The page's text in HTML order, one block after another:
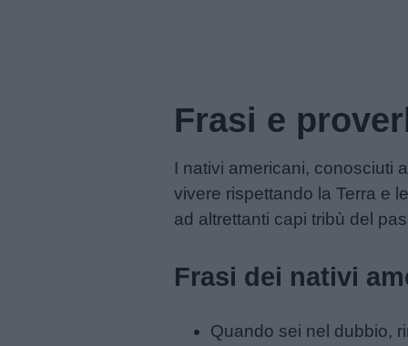
Frasi e
I nativi americani, conosciuti
vivere rispettando la Terra e
ad altrettanti capi tribù del
Frasi dei nativi
Quando sei nel dubbio,